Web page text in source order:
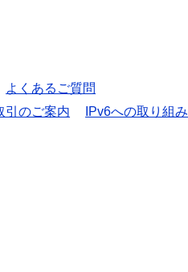
よくあるご質問
引のご案内
IPv6への取り組み